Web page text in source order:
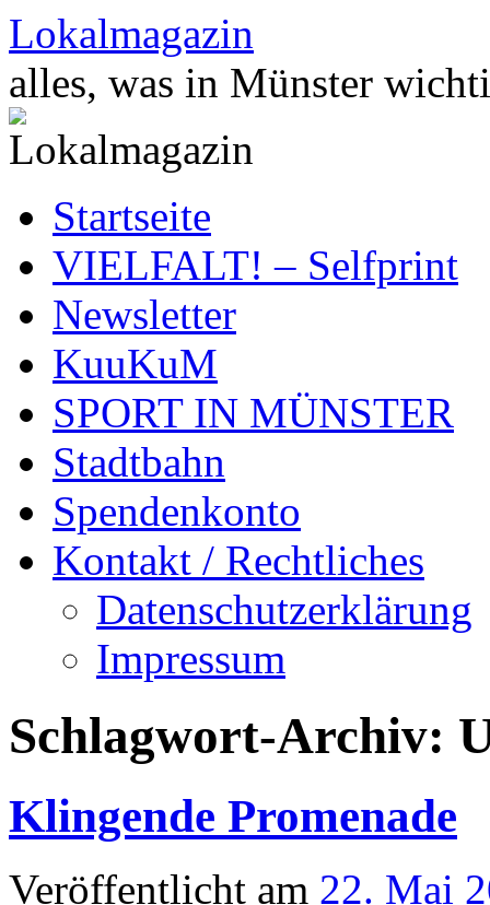
Zum
Inhalt
springen
Lokalmagazin
alles, was in Münster
Startseite
VIELFALT! – Selfprint
Newsletter
KuuKuM
SPORT IN MÜNSTER
Stadtbahn
Spendenkonto
Kontakt / Rechtliches
Datenschutzerklärung
Impressum
Schlagwort-Archiv:
Klingende Promenade
Veröffentlicht am 22. Mai